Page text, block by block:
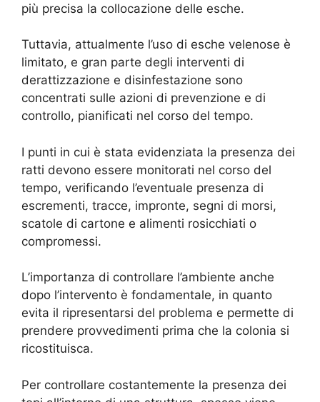
più precisa la collocazione delle esche.
Tuttavia, attualmente l’uso di esche velenose è
limitato, e gran parte degli interventi di
derattizzazione e disinfestazione sono
concentrati sulle azioni di prevenzione e di
controllo, pianificati nel corso del tempo.
I punti in cui è stata evidenziata la presenza dei
ratti devono essere monitorati nel corso del
tempo, verificando l’eventuale presenza di
escrementi, tracce, impronte, segni di morsi,
scatole di cartone e alimenti rosicchiati o
compromessi.
L’importanza di controllare l’ambiente anche
dopo l’intervento è fondamentale, in quanto
evita il ripresentarsi del problema e permette di
prendere provvedimenti prima che la colonia si
ricostituisca.
Per controllare costantemente la presenza dei